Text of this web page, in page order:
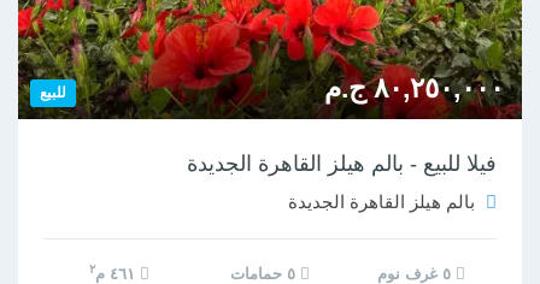
للبيع ٨٠,٢٥٠,٠٠٠ ج.م
فيلا للبيع - بالم هيلز القاهرة الجديدة
بالم هيلز القاهرة الجديدة
٥ غرف نوم ٢